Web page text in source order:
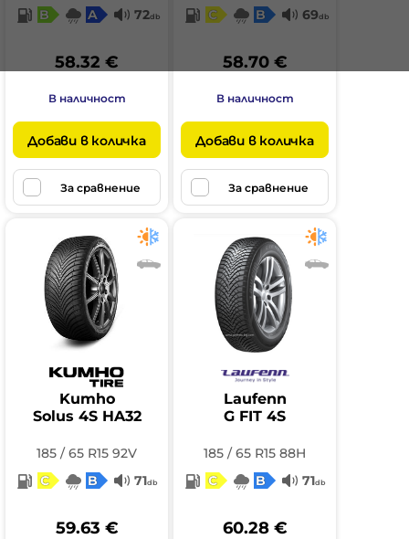
B
A 72db
58.32 €
В наличност
Добави в количка
За сравнение
C
B 69db
58.70 €
В наличност
Добави в количка
За сравнение
Kumho
Solus 4S HA32
185 / 65 R15 92V
C
B 71db
59.63 €
Laufenn
G FIT 4S
185 / 65 R15 88H
C
B 71db
60.28 €